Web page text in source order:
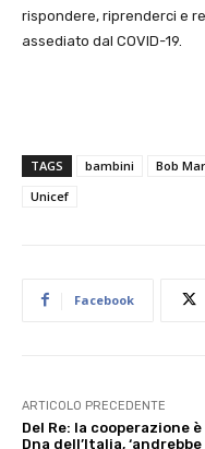
rispondere, riprenderci e
assediato dal COVID-19.
TAGS bambini Bob
Unicef
Facebook
ARTICOLO PRECEDENTE
Del Re: la cooperazione è
Dna dell’Italia, ‘andrebbe